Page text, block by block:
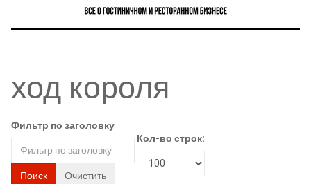
ход короля
Фильтр по заголовку
Поиск Очистить
Кол-во строк: